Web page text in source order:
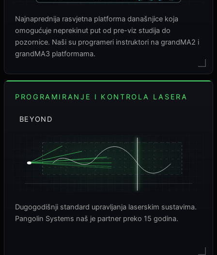
Najnaprednija rasvjetna platforma današnjice koja
omogućuje neprekinut put od pre-viz studija do
pozornice. Naši su programeri instruktori na grandMA2 i
grandMA3 platformama.
PROGRAMIRANJE I KONTROLA LASERA
BEYOND
Dugogodišnji standard upravljanja laserskim sustavima.
Pangolin Systems naš je partner preko 15 godina.